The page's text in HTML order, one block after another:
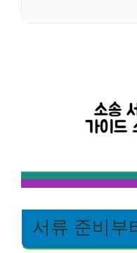
서류 준비부